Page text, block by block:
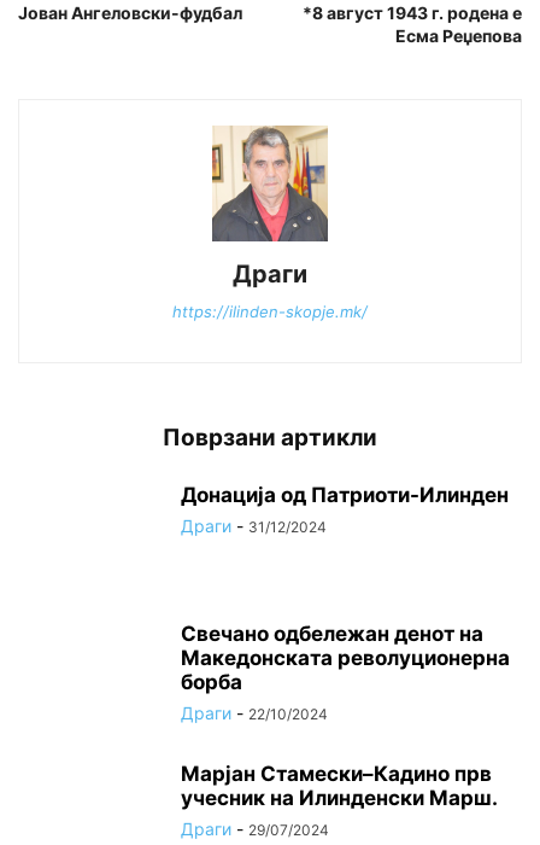
Јован Ангеловски-фудбал
*8 август 1943 г. родена е
Есма Реџепова
Драги
https://ilinden-skopje.mk/
Поврзани артикли
Донација од Патриоти-Илинден
Драги - 31/12/2024
Свечано одбележан денот на
Македонската револуционерна
борба
Драги - 22/10/2024
Марјан Стамески–Кадино прв
учесник на Илинденски Марш.
Драги - 29/07/2024